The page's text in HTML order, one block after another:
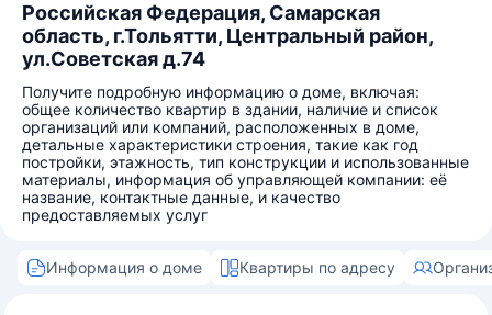
Российская Федерация, Самарская
область, г.Тольятти, Центральный район,
ул.Советская д.74
Получите подробную информацию о доме, включая:
общее количество квартир в здании, наличие и список
организаций или компаний, расположенных в доме,
детальные характеристики строения, такие как год
постройки, этажность, тип конструкции и использованные
материалы, информация об управляющей компании: её
название, контактные данные, и качество
предоставляемых услуг
Информация о доме Квартиры по адресу